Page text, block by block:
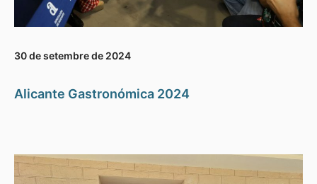
30 de setembre de 2024
Alicante Gastronómica 2024